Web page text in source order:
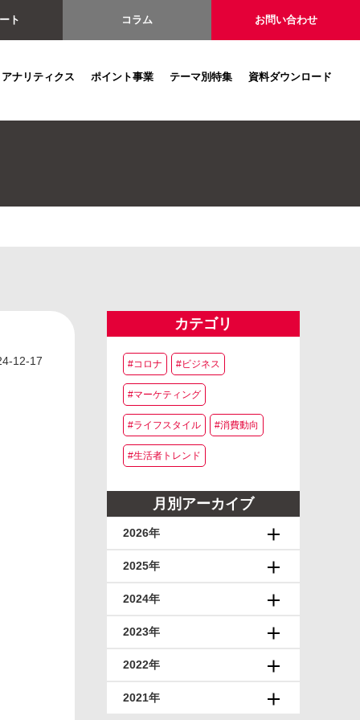
ト コラム お問い合わせ
アナリティクス ポイント事業 テーマ別特集 資料ダウンロード
12-17
カテゴリ
#コロナ #ビジネス
#マーケティング
#ライフスタイル #消費動向
#生活者トレンド
月別アーカイブ
2026年
2025年
2024年
2023年
2022年
2021年